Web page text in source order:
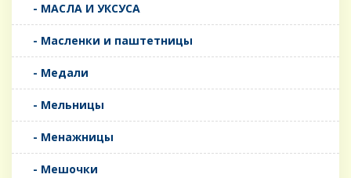
- МАСЛА И УКСУСА
- Масленки и паштетницы
- Медали
- Мельницы
- Менажницы
- Мешочки